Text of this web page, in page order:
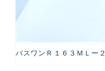
バスワンＲ１６３ＭＬー２